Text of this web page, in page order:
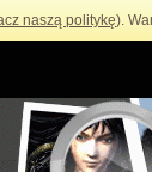
naszą politykę).